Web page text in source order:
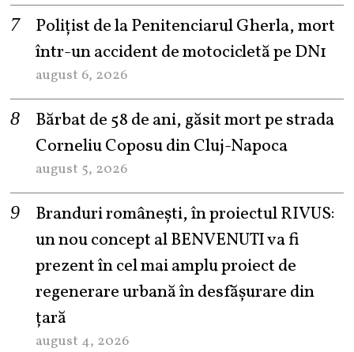
Polițist de la Penitenciarul Gherla, mort
într-un accident de motocicletă pe DN1
august 6, 2026
Bărbat de 58 de ani, găsit mort pe strada
Corneliu Coposu din Cluj-Napoca
august 5, 2026
Branduri românești, în proiectul RIVUS:
un nou concept al BENVENUTI va fi
prezent în cel mai amplu proiect de
regenerare urbană în desfășurare din
țară
august 4, 2026